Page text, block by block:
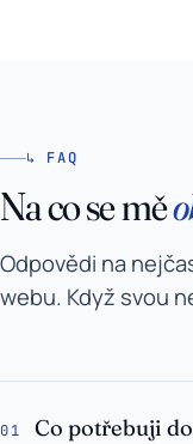
↳ FAQ
Na co se mě
Odpovědi na
webu. Když svou
01 Co potřebuji